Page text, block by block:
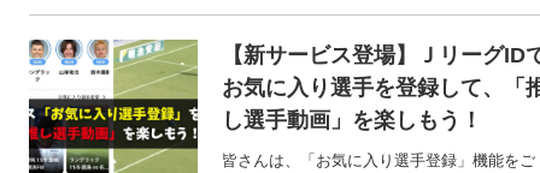
統の番号など、背番号には様々な意味が込め
味があるのかご紹介します！
【新サービス登場】ＪリーグID
お気に入り選手を登録して、「
し選手動画」を楽しもう！
皆さんは、「お気に入り選手登録」機能をご